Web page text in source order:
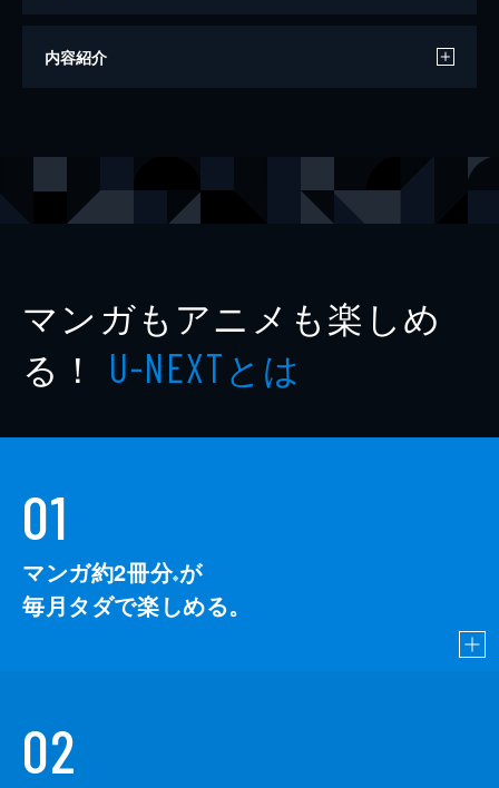
著者
内容紹介
マンガもアニメも楽しめ
る！ U-NEXTとは
01
マンガ約2冊分※が
毎月タダで楽しめる。
02